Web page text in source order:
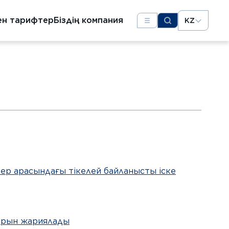
тарифтерБіздің компания KZ
арасындағы тікелей байланысты іске
жариялады